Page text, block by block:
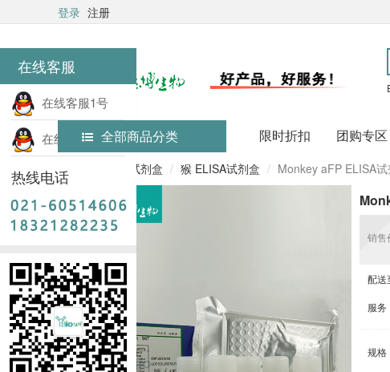
在线客服
在线客服1号
在线客服2号
热线电话
登录 注册
全部商品分类 限时折扣 团购专区
首页 ELISA试剂盒 猴 ELISA试剂盒 Monkey aFP ELISA
销售
配送
服务
规格